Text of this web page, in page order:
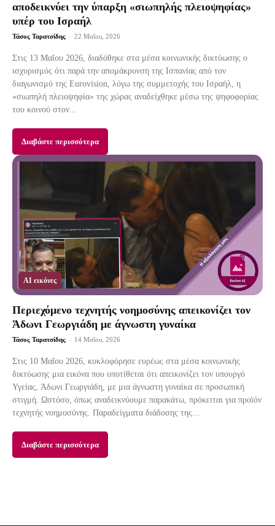
αποδεικνύει την ύπαρξη «σιωπηλής πλειοψηφίας»
υπέρ του Ισραήλ
Τάσος Ταρατσίδης - 22 Μαΐου, 2026
Στις 13 Μαΐου 2026, διαδόθηκε στα μέσα κοινωνικής δικτύωσης ο
ισχυρισμός ότι παρά την απομάκρυνση της Ισπανίας από τον
διαγωνισμό της Eurovision, λόγω της συμμετοχής του Ισραήλ, η
«σιωπηλή πλειοψηφία» της χώρας αναδείχθηκε μέσω της ψηφοφορίας
του κοινού στον...
Διαβάστε περισσότερα
AI εικόνες
Περιεχόμενο τεχνητής νοημοσύνης απεικονίζει τον
Άδωνι Γεωργιάδη με άγνωστη γυναίκα
Τάσος Ταρατσίδης - 14 Μαΐου, 2026
Στις 10 Μαΐου 2026, κυκλοφόρησε ευρέως στα μέσα κοινωνικής
δικτύωσης μια εικόνα που υποτίθεται ότι απεικονίζει τον υπουργό
Υγείας, Άδωνι Γεωργιάδη, με μια άγνωστη γυναίκα σε προσωπική
στιγμή. Ωστόσο, όπως αναδεικνύουμε παρακάτω, πρόκειται για προϊόν
τεχνητής νοημοσύνης. Παραδείγματα διάδοσης της...
Διαβάστε περισσότερα